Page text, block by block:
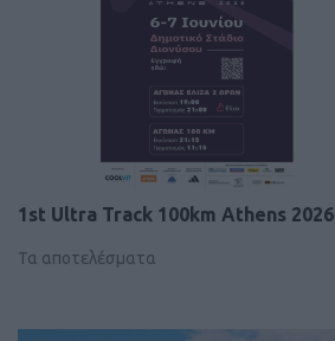
1st Ultra Track 100km Athens 2026
Τα αποτελέσματα